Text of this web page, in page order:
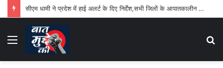
सीएम धामी ने प्रदेश में हाई अलर्ट के दिए निर्देश,सभी जिलों के आपातकालीन परिचालन केंद्र 24 घंटे रहेंगे सक्रिय
Menu